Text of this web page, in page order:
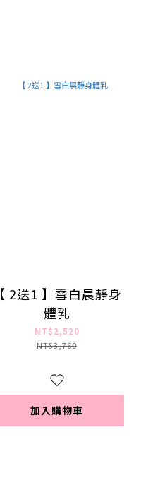
【 2送1 】雪白晨靜身
體乳
NT$2,520
NT$3,760
加入購物車